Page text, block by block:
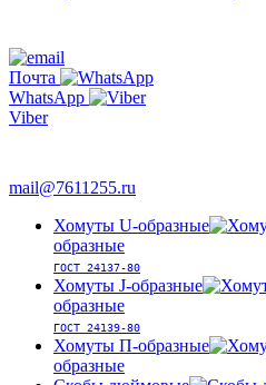
Почта
WhatsApp
Viber
mail@7611255.ru
Хомуты U-образные
образные
ГОСТ 24137-80
Хомуты J-образные
образные
ГОСТ 24139-80
Хомуты П-образные
образные